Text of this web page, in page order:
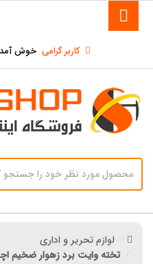
کاربر گرامی خوش
لوازم تحریر و اداری
تخته وایت برد زهوار ضخیم اچسون-